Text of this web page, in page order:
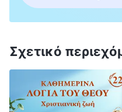
Σχετικό